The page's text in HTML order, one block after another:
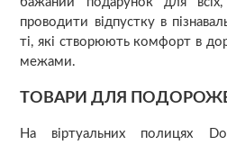
проводити відпустку в
ті, які створюють комфорт в
межами.
ТОВАРИ ДЛЯ
На віртуальних полицях